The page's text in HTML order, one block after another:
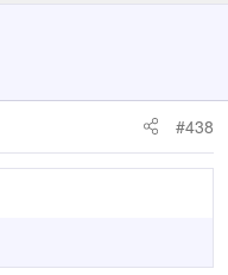
#438